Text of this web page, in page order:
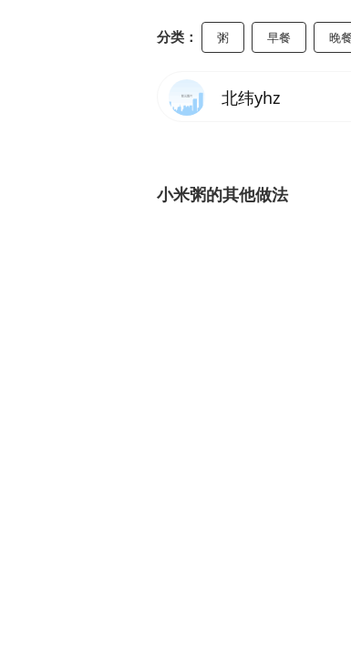
分类： 粥 早餐 晚餐
北纬yhz
小米粥的其他做法